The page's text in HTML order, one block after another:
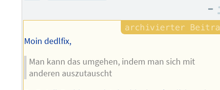
–
Moin dedlfix,
Man kann das umgehen, indem man sich mit
anderen auszutauscht